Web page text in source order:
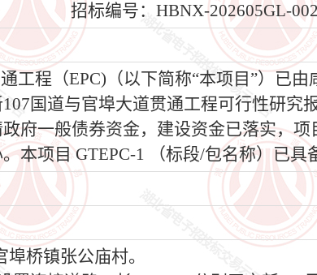
招标编号：HBNX-202605GL-
工程（EPC)（以下简称“本项目”）已
国道与官埠大道贯通工程可行性研究
府一般债券资金，建设资金已落实，
本项目 GTEPC-1 （标段/包名称）已具
桥镇张公庙村。